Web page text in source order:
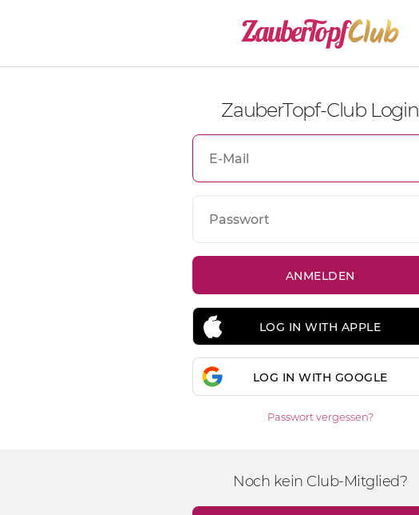
ZauberTopf-Club Login
LOG IN WITH APPLE
LOG IN WITH GOOGLE
Passwort vergessen?
Noch kein Club-Mitglied?